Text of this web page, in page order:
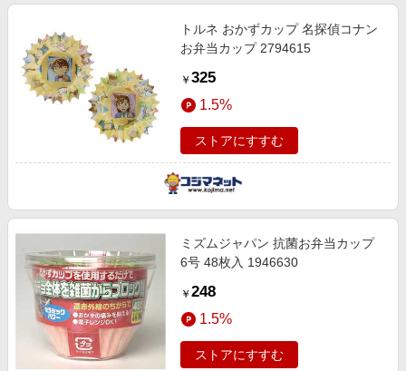
トルネ おかずカップ 名探偵コナン
お弁当カップ 2794615
￥ 325
1.5%
ストアにすすむ
ミズムジャパン 抗菌お弁当カップ
6号 48枚入 1946630
￥ 248
1.5%
ストアにすすむ